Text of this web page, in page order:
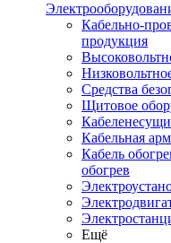
Кабельно-
продукция
Средства
Щитовое
Кабельная
Кабель
обогрев
Ещё